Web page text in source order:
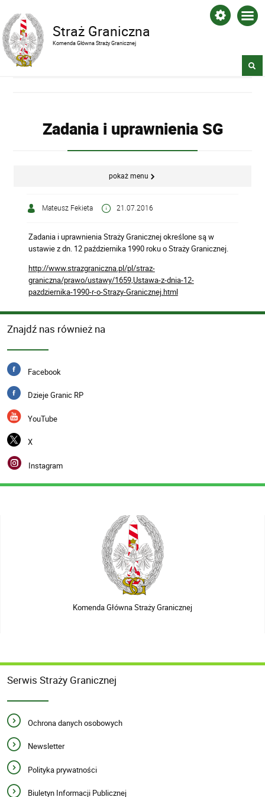
Straż Graniczna
Komenda Główna Straży Granicznej
Zadania i uprawnienia SG
pokaż menu
Mateusz Fekieta 21.07.2016
Zadania i uprawnienia Straży Granicznej określone są w
ustawie z dn. 12 października 1990 roku o Straży Granicznej.
http://www.strazgraniczna.pl/pl/straz-
graniczna/prawo/ustawy/1659,Ustawa-z-dnia-12-
pazdziernika-1990-r-o-Strazy-Granicznej.html
Znajdź nas również na
Facebook
Dzieje Granic RP
YouTube
X
Instagram
Komenda Główna Straży Granicznej
Serwis Straży Granicznej
Ochrona danych osobowych
Newsletter
Polityka prywatności
Biuletyn Informacji Publicznej